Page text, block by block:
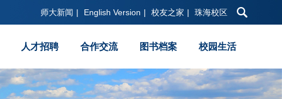
师大新闻 | English Version | 校友之家 | 珠海校区
人才招聘 合作交流 图书档案 校园生活